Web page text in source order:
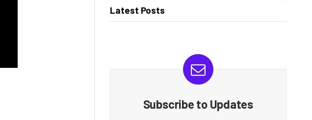
Latest Posts
Subscribe to Updates